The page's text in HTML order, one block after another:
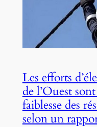
Les efforts
de l’Ouest
faiblesse des
selon un